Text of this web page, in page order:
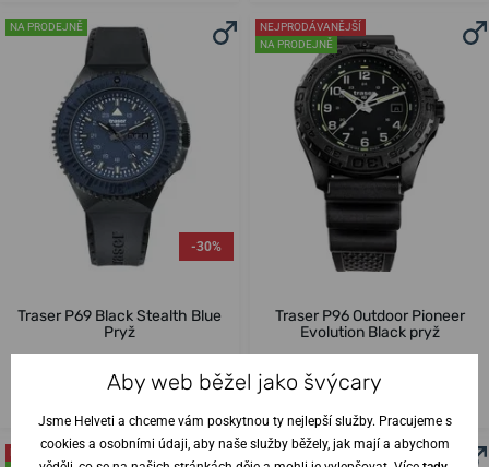
NA PRODEJNĚ
-30%
Traser P69 Black Stealth Blue
Pryž
ve čtvrtek 13. 8. u vás
15 900 Kč
NEJPRODÁVANĚJŠÍ
NA PRODEJNĚ
Traser P96 Outdoor Pioneer
Evolution Black pryž
Skladem ve čtvrtek 13. 8. u vás
NEJPRODÁVANĚJŠÍ
NA PRODEJNĚ
Aby web běžel jako švýcary
Jsme Helveti a chceme vám poskytnou ty nejlepší služby. Pracujeme s
cookies a osobními údaji, aby naše služby běžely, jak mají a abychom